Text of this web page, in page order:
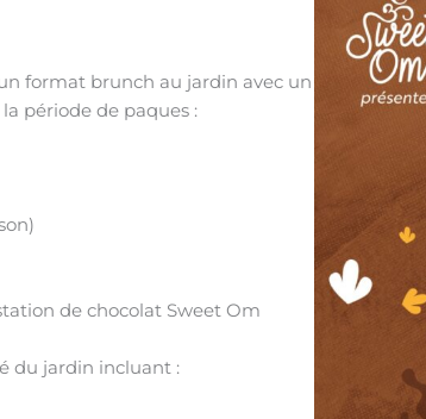
format brunch au jardin avec un
période de paques :
de chocolat Sweet Om
du jardin incluant :